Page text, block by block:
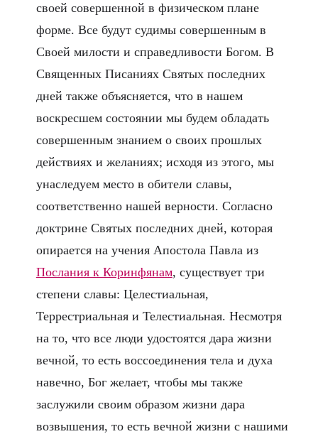
своей совершенной в физическом плане
форме. Все будут судимы совершенным в
Своей милости и справедливости Богом. В
Священных Писаниях Святых последних
дней также объясняется, что в нашем
воскресшем состоянии мы будем обладать
совершенным знанием о своих прошлых
действиях и желаниях; исходя из этого, мы
унаследуем место в обители славы,
соответственно нашей верности. Согласно
доктрине Святых последних дней, которая
опирается на учения Апостола Павла из
Послания к Коринфянам, существует три
степени славы: Целестиальная,
Террестриальная и Телестиальная. Несмотря
на то, что все люди удостоятся дара жизни
вечной, то есть воссоединения тела и духа
навечно, Бог желает, чтобы мы также
заслужили своим образом жизни дара
возвышения, то есть вечной жизни с нашими